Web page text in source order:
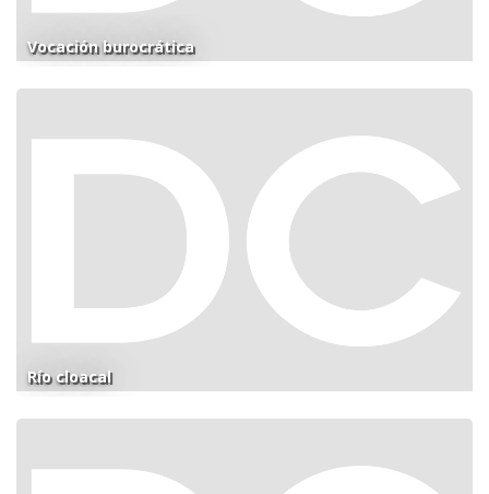
Vocación burocrática
Río cloacal